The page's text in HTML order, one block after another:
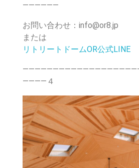
――――――
お問い合わせ：info@or8.jp
または
リトリートドームOR公式LINE
――――４